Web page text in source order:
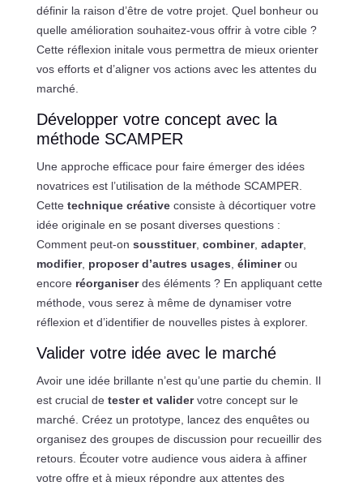
définir la raison d’être de votre projet. Quel bonheur ou
quelle amélioration souhaitez-vous offrir à votre cible ?
Cette réflexion initale vous permettra de mieux orienter
vos efforts et d’aligner vos actions avec les attentes du
marché.
Développer votre concept avec la
méthode SCAMPER
Une approche efficace pour faire émerger des idées
novatrices est l’utilisation de la méthode SCAMPER.
Cette technique créativeconsiste à décortiquer votre
idée originale en se posant diverses questions :
Comment peut-on sousstituer, combiner, adapter,
modifier, proposer d’autres usages, éliminerou
encore réorganiserdes éléments ? En appliquant cette
méthode, vous serez à même de dynamiser votre
réflexion et d’identifier de nouvelles pistes à explorer.
Valider votre idée avec le marché
Avoir une idée brillante n’est qu’une partie du chemin. Il
est crucial de tester et validervotre concept sur le
marché. Créez un prototype, lancez des enquêtes ou
organisez des groupes de discussion pour recueillir des
retours. Écouter votre audience vous aidera à affiner
votre offre et à mieux répondre aux attentes des